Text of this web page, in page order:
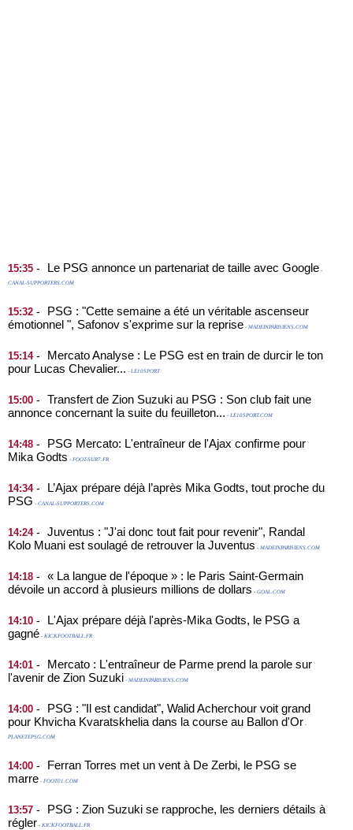
15:35 - Le PSG annonce un partenariat de taille avec Google -
CANAL-SUPPORTERS.COM
15:32 -
PSG : "Cette semaine a été un véritable ascenseur
émotionnel ", Safonov s'exprime sur la reprise - MADEINPARISIENS.COM
15:14-
Mercato Analyse : Le PSG est en train de durcir le ton
pour Lucas Chevalier... - LE10SPORT
15:00 -
Transfert de Zion Suzuki au PSG : Son club fait une
annonce concernant la suite du feuilleton... - LE10SPORT.COM
14:48 -
PSG Mercato: L'entraîneur de l'Ajax confirme pour
Mika Godts - FOOT-SUR7.FR
14:34-
L’Ajax prépare déjà l’après Mika Godts, tout proche du
PSG - CANAL-SUPPORTERS.COM
14:24-
Juventus : "J'ai donc tout fait pour revenir", Randal
Kolo Muani est soulagé de retrouver la Juventus - MADEINPARISIENS.COM
14:18 -
« La langue de l'époque » : le Paris Saint-Germain
dévoile un accord à plusieurs millions de dollars - GOAL.COM
14:10 -
L'Ajax prépare déjà l'après-Mika Godts, le PSG a
gagné - KICKFOOTBALL.FR
14:01 -
Mercato : L'entraîneur de Parme prend la parole sur
l'avenir de Zion Suzuki - MADEINPARISIENS.COM
14:00 -
PSG : "Il est candidat", Walid Acherchour voit grand
pour Khvicha Kvaratskhelia dans la course au Ballon d'Or -
PLANETEPSG.COM
14:00 -
Ferran Torres met un vent à De Zerbi, le PSG se
marre - FOOT01.COM
13:57 -
PSG : Zion Suzuki se rapproche, les derniers détails à
régler - KICKFOOTBALL.FR